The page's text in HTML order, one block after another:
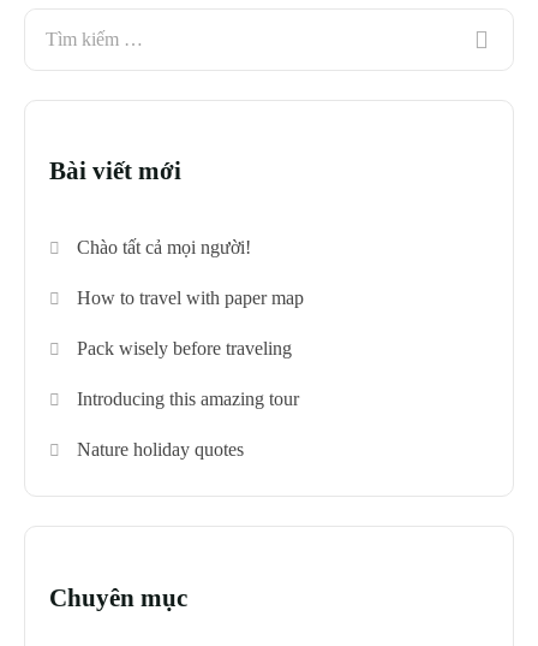
Bài viết mới
Chào tất cả mọi người!
How to travel with paper map
Pack wisely before traveling
Introducing this amazing tour
Nature holiday quotes
Chuyên mục